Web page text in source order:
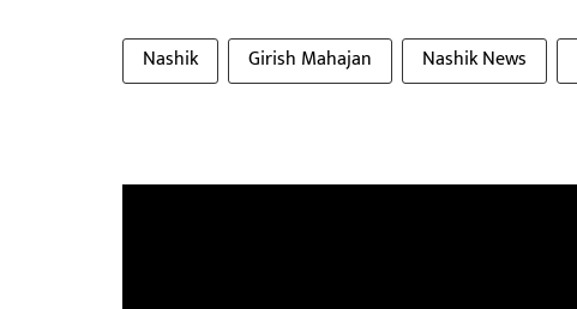
Nashik Girish Mahajan Nashik News